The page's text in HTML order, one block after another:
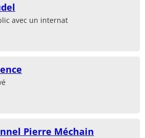
avec un internat
Pierre Méchain